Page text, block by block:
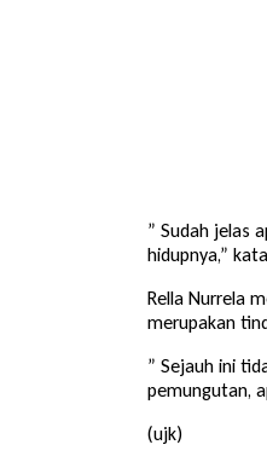
” Sudah jelas
hidupnya,”
Rella Nurrela
merupakan
” Sejauh ini
pemungutan,
(ujk)